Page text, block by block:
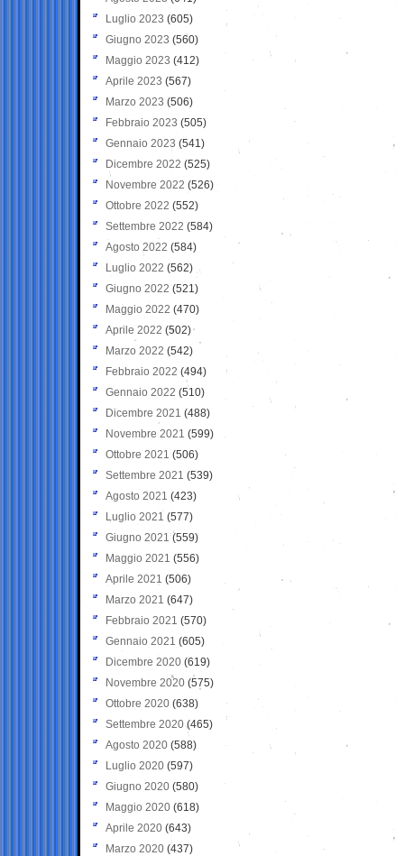
Luglio 2023 (605)
Giugno 2023 (560)
Maggio 2023 (412)
Aprile 2023 (567)
Marzo 2023 (506)
Febbraio 2023 (505)
Gennaio 2023 (541)
Dicembre 2022 (525)
Novembre 2022 (526)
Ottobre 2022 (552)
Settembre 2022 (584)
Agosto 2022 (584)
Luglio 2022 (562)
Giugno 2022 (521)
Maggio 2022 (470)
Aprile 2022 (502)
Marzo 2022 (542)
Febbraio 2022 (494)
Gennaio 2022 (510)
Dicembre 2021 (488)
Novembre 2021 (599)
Ottobre 2021 (506)
Settembre 2021 (539)
Agosto 2021 (423)
Luglio 2021 (577)
Giugno 2021(559)
Maggio 2021 (556)
Aprile 2021 (506)
Marzo 2021 (647)
Febbraio 2021 (570)
Gennaio 2021 (605)
Dicembre 2020 (619)
Novembre 2020 (575)
Ottobre 2020 (638)
Settembre 2020(465)
Agosto 2020 (588)
Luglio 2020 (597)
Giugno 2020 (580)
Maggio 2020 (618)
Aprile 2020 (643)
Marzo 2020 (437)